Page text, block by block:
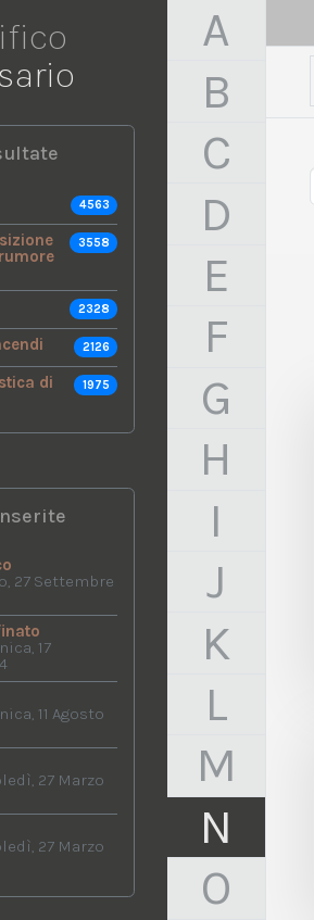
4563
3558
2328
2126
di
1975
27 Settembre
17
11 Agosto
27 Marzo
27 Marzo
A
B
C
D
E
F
G
H
I
J
K
L
M
N
O